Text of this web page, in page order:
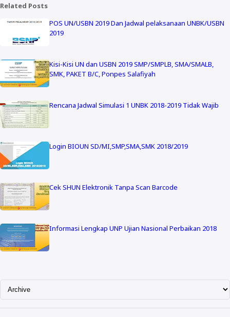
Related Posts
POS UN/USBN 2019 Dan Jadwal pelaksanaan UNBK/USBN
2019
Kisi-Kisi UN dan USBN 2019 SMP/SMPLB, SMA/SMALB,
SMK, PAKET B/C, Ponpes Salafiyah
Rencana Jadwal Simulasi 1 UNBK 2018-2019 Tidak Wajib
Login BIOUN SD/MI,SMP,SMA,SMK 2018/2019
Cek SHUN Elektronik Tanpa Scan Barcode
Informasi Lengkap UNP Ujian Nasional Perbaikan 2018